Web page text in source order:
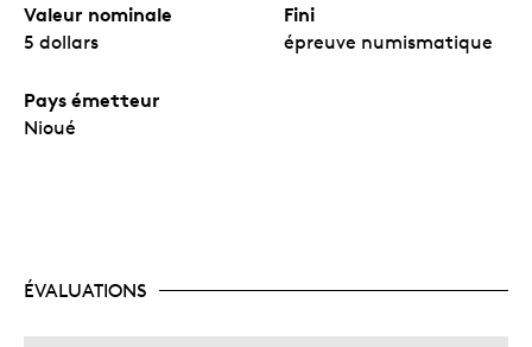
Valeur nominale
5 dollars
Fini
épreuve numismatique
Pays émetteur
Nioué
ÉVALUATIONS